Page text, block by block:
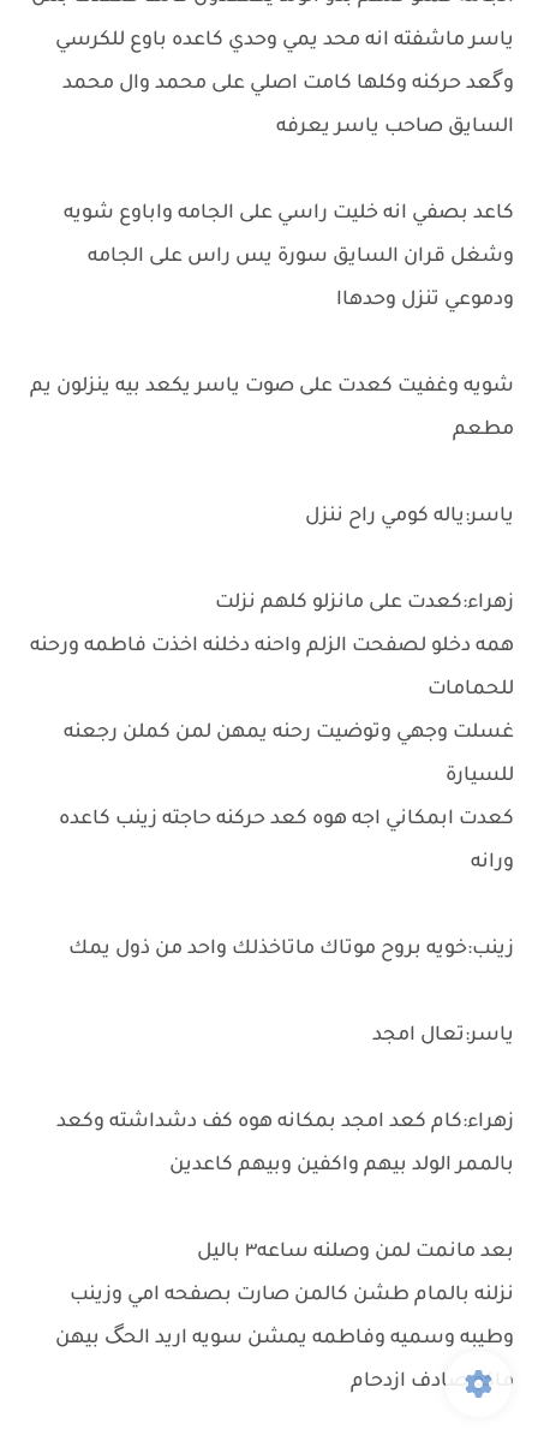
ياسر ماشفته انه محد يمي وحدي كاعده باوع للكرسي
وگعد حركنه وكلها كامت اصلي على محمد وال محمد
السايق صاحب ياسر يعرفه
كاعد بصفي انه خليت راسي على الجامه واباوع شويه
وشغل قران السايق سورة يس راس على الجامه
ودموعي تنزل وحدهاا
شويه وغفيت كعدت على صوت ياسر يكعد بيه ينزلون يم
مطعم
ياسر:ياله كومي راح ننزل
زهراء:كعدت على مانزلو كلهم نزلت
همه دخلو لصفحت الزلم واحنه دخلنه اخذت فاطمه ورحنه
للحمامات
غسلت وجهي وتوضيت رحنه يمهن لمن كملن رجعنه
للسيارة
كعدت ابمكاني اجه هوه كعد حركنه حاجته زينب كاعده
ورانه
زينب:خويه بروح موتاك ماتاخذلك واحد من ذول يمك
ياسر:تعال امجد
زهراء:كام كعد امجد بمكانه هوه كف دشداشته وكعد
بالممر الولد بيهم واكفين وبيهم كاعدين
بعد مانمت لمن وصلنه ساعه٣ باليل
نزلنه بالمام طشن كالمن صارت بصفحه امي وزينب
وطيبه وسميه وفاطمه يمشن سويه اريد الحگ بيهن
ماكو صادف ازدحام